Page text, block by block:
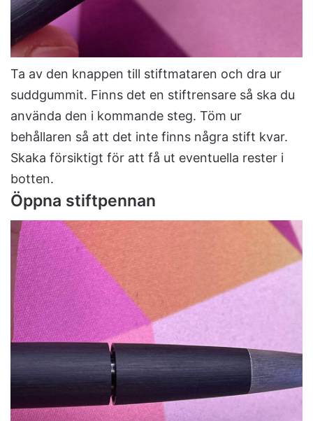
Ta av den knappen till stiftmataren och dra ur
suddgummit. Finns det en stiftrensare så ska du
använda den i kommande steg. Töm ur
behållaren så att det inte finns några stift kvar.
Skaka försiktigt för att få ut eventuella rester i
botten.
Öppna stiftpennan